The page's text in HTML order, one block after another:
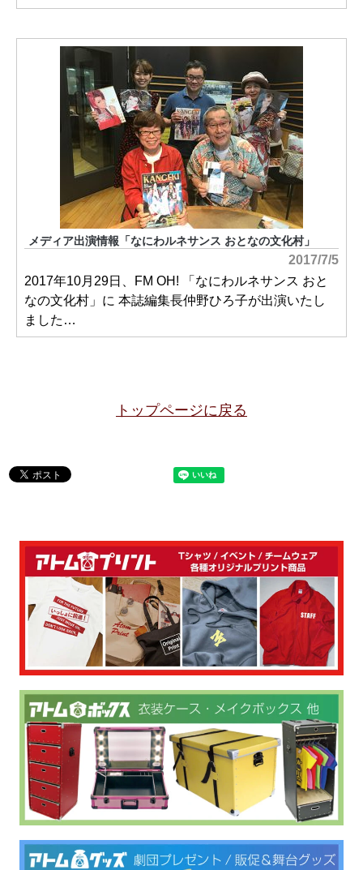
メディア出演情報「なにわルネサンス おとなの文化村」
2017/7/5
2017年10月29日、FM OH! 「なにわルネサンス おと
なの文化村」に 本誌編集長仲野ひろ子が出演いたし
ました…
トップページに戻る